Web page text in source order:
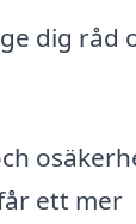
dig råd
ett mer